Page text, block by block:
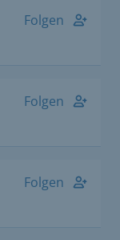
Folgen
Folgen
Folgen